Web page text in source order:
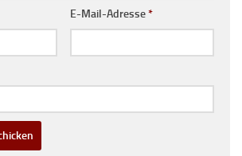
E-Mail-Adresse*